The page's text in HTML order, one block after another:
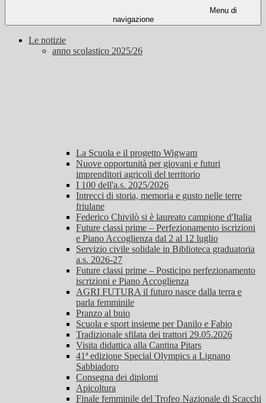
Menu di
navigazione
Le notizie
anno scolastico 2025/26
La Scuola e il progetto Wigwam
Nuove opportunità per giovani e futuri
imprenditori agricoli del territorio
I 100 dell'a.s. 2025/2026
Intrecci di storia, memoria e gusto nelle terre
friulane
Federico Chivilò si è laureato campione d'Italia
Future classi prime – Perfezionamento iscrizioni
e Piano Accoglienza dal 2 al 12 luglio
Servizio civile solidale in Biblioteca graduatoria
a.s. 2026-27
Future classi prime – Posticipo perfezionamento
iscrizioni e Piano Accoglienza
AGRI FUTURA il futuro nasce dalla terra e
parla femminile
Pranzo al buio
Scuola e sport insieme per Danilo e Fabio
Tradizionale sfilata dei trattori 29.05.2026
Visita didattica alla Cantina Pitars
41ª edizione Special Olympics a Lignano
Sabbiadoro
Consegna dei diplomi
Apicoltura
Finale femminile del Trofeo Nazionale di Scacchi